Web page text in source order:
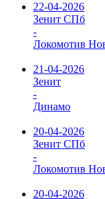
22-04-2026
Зенит СПб
-
Локомотив
21-04-2026
Зенит
-
Динамо
20-04-2026
Зенит СПб
-
Локомотив
20-04-2026